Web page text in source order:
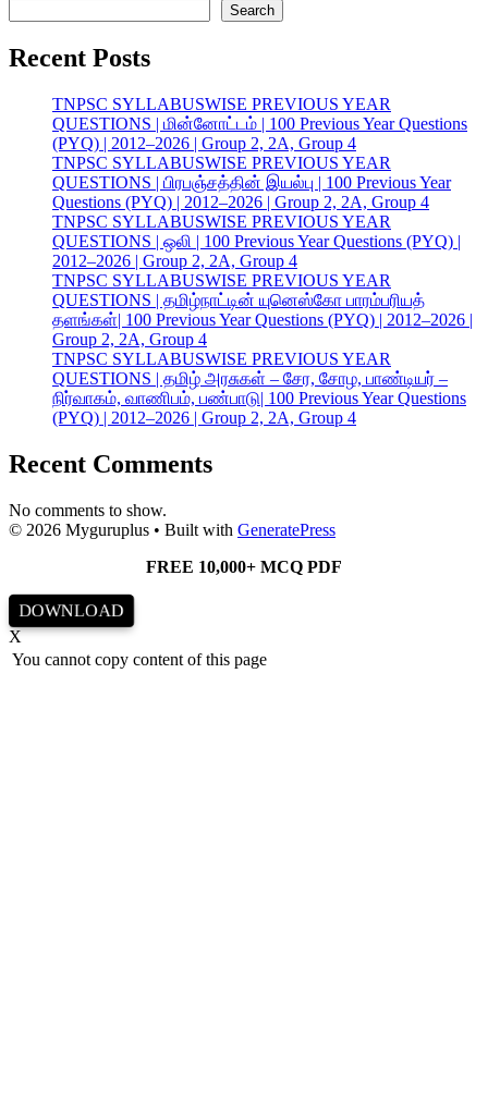
Search
Recent Posts
TNPSC SYLLABUSWISE PREVIOUS YEAR
QUESTIONS | மின்னோட்டம் | 100 Previous Year Questions
(PYQ) | 2012–2026 | Group 2, 2A, Group 4
TNPSC SYLLABUSWISE PREVIOUS YEAR
QUESTIONS | பிரபஞ்சத்தின் இயல்பு | 100 Previous Year
Questions (PYQ) | 2012–2026 | Group 2, 2A, Group 4
TNPSC SYLLABUSWISE PREVIOUS YEAR
QUESTIONS | ஒலி | 100 Previous Year Questions (PYQ) |
2012–2026 | Group 2, 2A, Group 4
TNPSC SYLLABUSWISE PREVIOUS YEAR
QUESTIONS | தமிழ்நாட்டின் யுனெஸ்கோ பாரம்பரியத்
தளங்கள்| 100 Previous Year Questions (PYQ) | 2012–2026 |
Group 2, 2A, Group 4
TNPSC SYLLABUSWISE PREVIOUS YEAR
QUESTIONS | தமிழ் அரசுகள் – சேர, சோழ, பாண்டியர் –
நிர்வாகம், வாணிபம், பண்பாடு| 100 Previous Year Questions
(PYQ) | 2012–2026 | Group 2, 2A, Group 4
Recent Comments
No comments to show.
© 2026 Myguruplus • Built with GeneratePress
FREE 10,000+ MCQ PDF
DOWNLOAD
X
You cannot copy content of this page